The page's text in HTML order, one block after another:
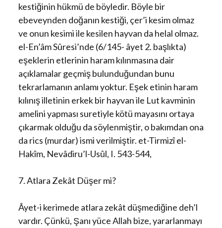
kestiğinin hükmü de böyledir. Böyle bir
ebeveynden doğanın kestiği, çer’i kesim olmaz
ve onun kesimi ile kesilen hayvan da helal olmaz.
el-En’âm Sûresi’nde (6/145- âyet 2. başlıkta)
eşeklerin etlerinin haram kılınmasına dair
açıklamalar geçmiş bulunduğundan bunu
tekrarlamanın anlamı yoktur. Eşek etinin haram
kılınış illetinin erkek bir hayvan ile Lut kavminin
amelini yapması suretiyle kötü mayasını ortaya
çıkarmak olduğu da söylenmiştir, o bakımdan ona
da rics (murdar) ismi verilmiştir. et-Tirmizî el-
Hakîm, Nevâdiru’l-Usûl, I. 543-544,
7. Atlara Zekât Düşer mi?
Âyet-i kerimede atlara zekât düşmediğine deh’l
vardır. Çünkü, Şanı yüce Allah bize, yararlanmayı